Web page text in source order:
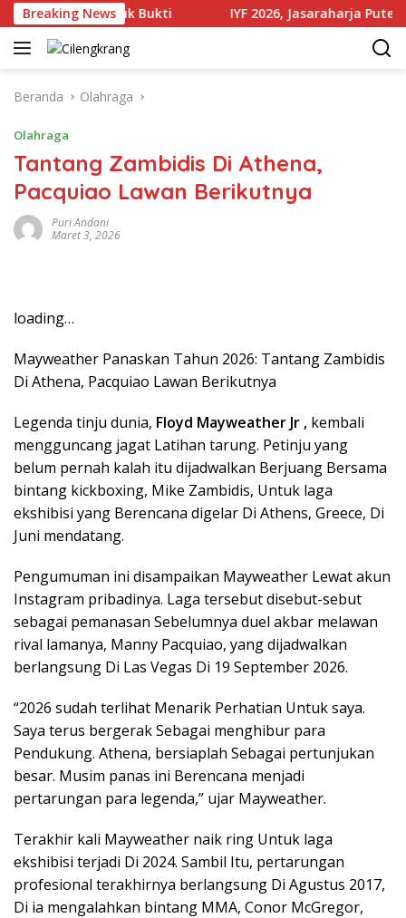
Langsung
ke
konten
Breaking News
Produk Bukti IYF 2026, Jasaraharja Putera
Beranda Olahraga
Olahraga
Tantang Zambidis Di Athena,
Pacquiao Lawan Berikutnya
Puri Andani
Maret 3, 2026
loading…
Mayweather Panaskan Tahun 2026: Tantang Zambidis
Di Athena, Pacquiao Lawan Berikutnya
Legenda tinju dunia, Floyd Mayweather Jr , kembali
mengguncang jagat Latihan tarung. Petinju yang
belum pernah kalah itu dijadwalkan Berjuang Bersama
bintang kickboxing, Mike Zambidis, Untuk laga
ekshibisi yang Berencana digelar Di Athens, Greece, Di
Juni mendatang.
Pengumuman ini disampaikan Mayweather Lewat akun
Instagram pribadinya. Laga tersebut disebut-sebut
sebagai pemanasan Sebelumnya duel akbar melawan
rival lamanya, Manny Pacquiao, yang dijadwalkan
berlangsung Di Las Vegas Di 19 September 2026.
“2026 sudah terlihat Menarik Perhatian Untuk saya.
Saya terus bergerak Sebagai menghibur para
Pendukung. Athena, bersiaplah Sebagai pertunjukan
besar. Musim panas ini Berencana menjadi
pertarungan para legenda,” ujar Mayweather.
Terakhir kali Mayweather naik ring Untuk laga
ekshibisi terjadi Di 2024. Sambil Itu, pertarungan
profesional terakhirnya berlangsung Di Agustus 2017,
Di ia mengalahkan bintang MMA, Conor McGregor,